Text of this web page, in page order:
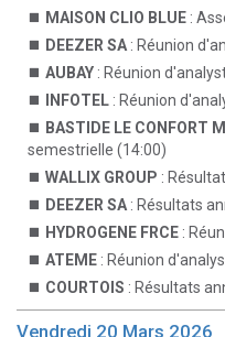
MAISON CLIO BLUE :
DEEZER SA : Réunion
AUBAY : Réunion
INFOTEL : Réunion
BASTIDE LE CONFORT
semestrielle (14:00)
WALLIX GROUP :
DEEZER SA : Résultats
HYDROGENE FRCE :
ATEME : Réunion
COURTOIS : Résultats
Vendredi 20 Mars 2026